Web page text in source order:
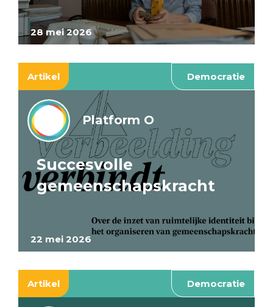
28 mei 2026
Artikel Democratie
22 mei 2026
Platform O
Succesvolle
gemeenschapskracht
Artikel Democratie